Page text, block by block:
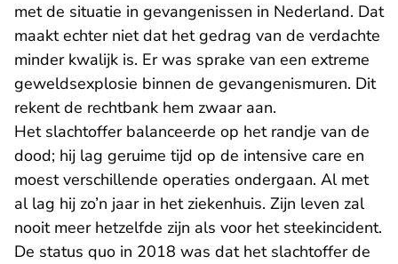
met de situatie in gevangenissen in Nederland. Dat
maakt echter niet dat het gedrag van de verdachte
minder kwalijk is. Er was sprake van een extreme
geweldsexplosie binnen de gevangenismuren. Dit
rekent de rechtbank hem zwaar aan.
Het slachtoffer balanceerde op het randje van de
dood; hij lag geruime tijd op de intensive care en
moest verschillende operaties ondergaan. Al met
al lag hij zo’n jaar in het ziekenhuis. Zijn leven zal
nooit meer hetzelfde zijn als voor het steekincident.
De status quo in 2018 was dat het slachtoffer de